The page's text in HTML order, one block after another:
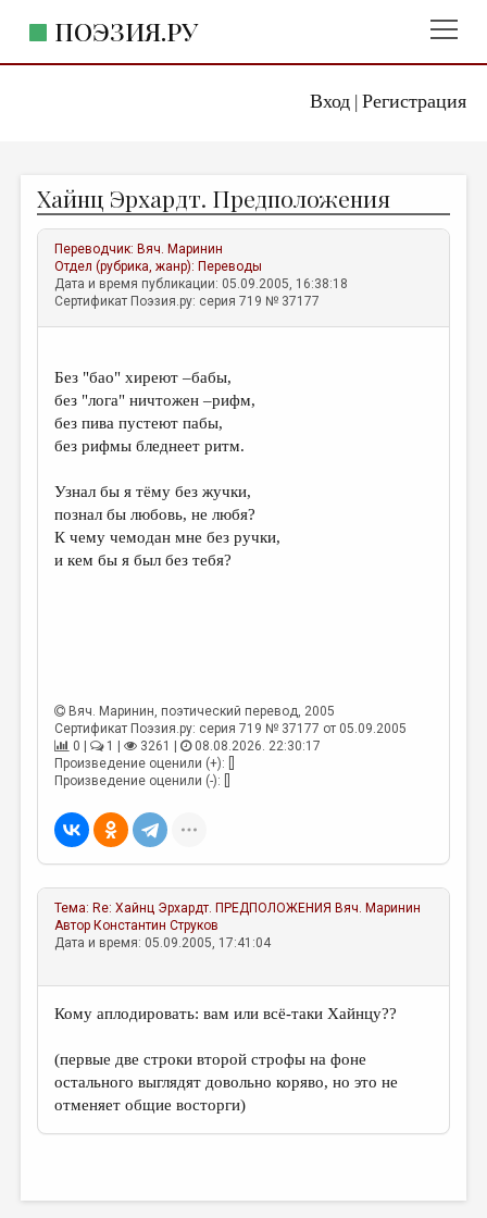
Вход| Регистрация
ПОЭЗИЯ.РУ
ЖАНРЫ
АВТОРЫ
КОММЕНТАРИИ
ЛИТСАЛОН
ПРАВИЛА САЙТА
ОТДЕЛЫ И РУБРИКИ
ИЗБРАННОЕ
ДАЙДЖЕСТ
ПРОИЗВЕДЕНИЯ
КНИЖНАЯ ПОЛКА
ОБЗОР ЛИТЕРАТУРЫ
СТРАНИЦЫ ПАМЯТИ
ОБЪЯВЛЕНИЯ
РЕДКОЛЛЕГИЯ
ОТ РЕДАКЦИИ
МАЛАЯ ПРОЗА
ЭССЕИСТИКА
ЛИТЕРАТУРОВЕДЕНИЕ
КУЛЬТУРОВЕДЕНИЕ
ПУБЛИЦИСТИКА
Хайнц Эрхардт. Предположения
Переводчик: Вяч. Маринин
Отдел (рубрика, жанр): Переводы
Дата и время публикации: 05.09.2005, 16:38:18
Сертификат Поэзия.ру: серия 719 № 37177
Без "бао" хиреют –бабы,
без "лога" ничтожен –рифм,
без пива пустеют пабы,
без рифмы бледнеет ритм.
Узнал бы я тёму без жучки,
познал бы любовь, не любя?
К чему чемодан мне без ручки,
и кем бы я был без тебя?
Вяч. Маринин, поэтический перевод, 2005
Сертификат Поэзия.ру: серия 719 № 37177 от 05.09.2005
0 |
1 | 3261 |
08.08.2026. 22:30:17
Произведение оценили (+): []
Произведение оценили (-): []
Тема: Re: Хайнц Эрхардт. ПРЕДПОЛОЖЕНИЯ Вяч. Маринин
Автор Константин Струков
Дата и время: 05.09.2005, 17:41:04
Кому аплодировать: вам или всё-таки Хайнцу??
(первые две строки второй строфы на фоне
остального выглядят довольно коряво, но это не
отменяет общие восторги)